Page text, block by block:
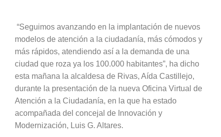
“Seguimos avanzando en la implantación de nuevos
modelos de atención a la ciudadanía, más cómodos y
más rápidos, atendiendo así a la demanda de una
ciudad que roza ya los 100.000 habitantes”, ha dicho
esta mañana la alcaldesa de Rivas, Aída Castillejo,
durante la presentación de la nueva Oficina Virtual de
Atención a la Ciudadanía, en la que ha estado
acompañada del concejal de Innovación y
Modernización, Luis G. Altares.